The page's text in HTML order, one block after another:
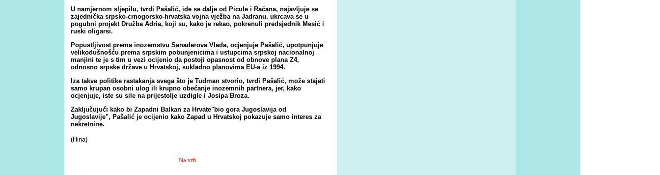
U namjernom sljepilu, tvrdi Pašalić, ide se dalje od Picule i Račana, najavljuje se
zajednička srpsko-crnogorsko-hrvatska vojna vježba na Jadranu, ukrcava se u
pogubni projekt Družba Adria, koji su, kako je rekao, pokrenuli predsjednik Mesić i
ruski oligarsi.
Popustljivost prema inozemstvu Sanaderova Vlada, ocjenjuje Pašalić, upotpunjuje
velikodušnošću prema srpskim pobunjenicima i ustupcima srpskoj nacionalnoj
manjini te je s tim u vezi ocijenio da postoji opasnost od obnove plana Z4,
odnosno srpske države u Hrvatskoj, sukladno planovima EU-a iz 1994.
Iza takve politike rastakanja svega što je Tuđman stvorio, tvrdi Pašalić, može stajati
samo krupan osobni ulog ili krupno obećanje inozemnih partnera, jer, kako
ocjenjuje, iste su sile na prijestolje uzdigle i Josipa Broza.
Zaključujući kako bi Zapadni Balkan za Hrvate"bio gora Jugoslavija od
Jugoslavije", Pašalić je ocijenio kako Zapad u Hrvatskoj pokazuje samo interes za
nekretnine.
(Hina)
Na vrh